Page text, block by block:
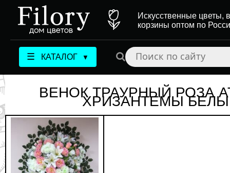
Искусственные цветы,
корзины оптом по
☰ КАТАЛОГ ▼
ВЕНОК ТРАУРНЫЙ РОЗА
ХРИЗАНТЕМЫ